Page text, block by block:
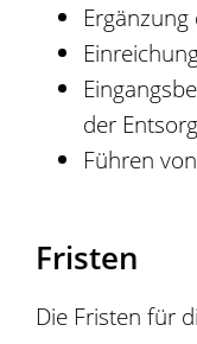
der
Führen
Fristen
Die Fristen für